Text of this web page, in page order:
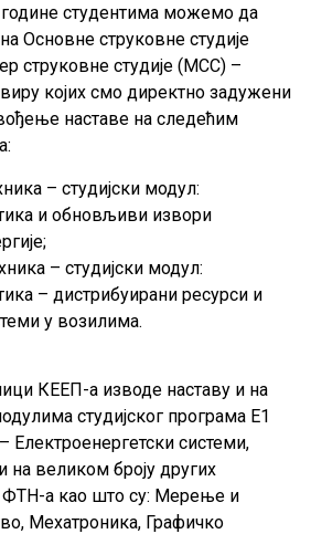
студентима можемо да
Основне струковне студије
струковне студије (МСС) –
којих смо директно задужени
наставе на следећим
– студијски модул:
и обновљиви извори
– студијски модул:
– дистрибуирани ресурси и
у возилима.
КЕЕП-а изводе наставу и на
студијског програма Е1
Електроенергетски системи,
на великом броју других
ФТН-а као што су: Мерење и
Мехатроника, Графичко